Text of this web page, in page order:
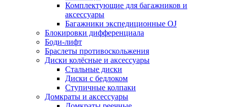
Комплектующие для багажников и
аксессуары
Багажники экспедиционные OJ
Блокировки дифференциала
Боди-лифт
Браслеты противоскольжения
Диски колёсные и аксессуары
Стальные диски
Диски с бедлоком
Ступичные колпаки
Домкраты и аксессуары